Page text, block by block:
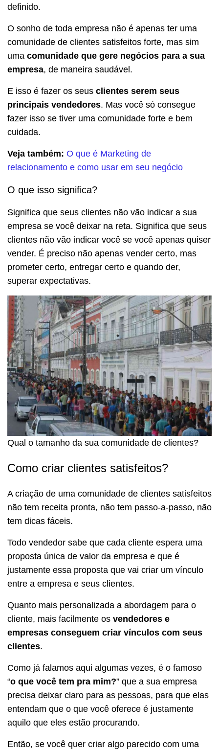
definido.
O sonho de toda empresa não é apenas ter uma
comunidade de clientes satisfeitos forte, mas sim
uma comunidade que gere negócios para a sua
empresa, de maneira saudável.
E isso é fazer os seus clientes serem seus
principais vendedores. Mas você só consegue
fazer isso se tiver uma comunidade forte e bem
cuidada.
Veja também: O que é Marketing de
relacionamento e como usar em seu negócio
O que isso significa?
Significa que seus clientes não vão indicar a sua
empresa se você deixar na reta. Significa que seus
clientes não vão indicar você se você apenas quiser
vender. É preciso não apenas vender certo, mas
prometer certo, entregar certo e quando der,
superar expectativas.
Qual o tamanho da sua comunidade de clientes?
Como criar clientes satisfeitos?
A criação de uma comunidade de clientes satisfeitos
não tem receita pronta, não tem passo-a-passo, não
tem dicas fáceis.
Todo vendedor sabe que cada cliente espera uma
proposta única de valor da empresa e que é
justamente essa proposta que vai criar um vínculo
entre a empresa e seus clientes.
Quanto mais personalizada a abordagem para o
cliente, mais facilmente os vendedores e
empresas conseguem criar vínculos com seus
clientes.
Como já falamos aqui algumas vezes, é o famoso
“o que você tem pra mim?” que a sua empresa
precisa deixar claro para as pessoas, para que elas
entendam que o que você oferece é justamente
aquilo que eles estão procurando.
Então, se você quer criar algo parecido com uma